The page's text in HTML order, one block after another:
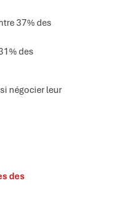
37% des
des
négocier leur
des